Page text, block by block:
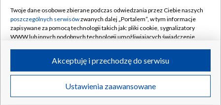
Rada Programowa
System NOS
Informacje o nadawcy
Program dla prasy
Ogłoszenie przetargowe
Kontakt
Kanały
©2026 Telewizja Polska S.A. w likwidacji
Twoje dane osobowe zbierane podczas odwiedzania przez Ciebie naszych
poszczególnych serwisówzwanych dalej „Portalem”, w tym informacje
zapisywane za pomocą technologii takich jak: pliki cookie, sygnalizatory
WWW lub innych podobnych technologii umożliwiających świadczenie
ruchu w Internecie.
Twoje dane osobowe zbierane podczas odwiedzania przez Ciebie
poszczególnych serwisówna Portalu, takie jak adresy IP, identyfikatory
Ustawienia zaawansowane
Akceptuję i przechodzę do serwisu